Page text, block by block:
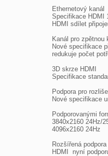
Ethernetový kanál
Specifikace HDMI
HDMI sdílet
Kanál pro zpětnou
Nové specifikace
redukuje počet
3D skrze HDMI
Specifikace
Podpora pro
Nové specifikace
Podporovanými
3840x2160 24Hz/
4096x2160 24Hz
Rozšířená
HDMI  nyní